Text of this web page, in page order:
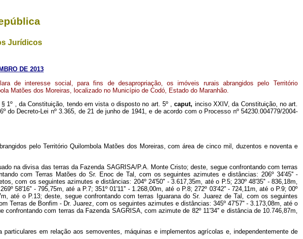
Jurídicos
DE 2013
de interesse social, para fins de desapropriação, os imóveis rurais abrangidos pelo Território
Matões dos Moreiras, localizado no Município de Codó, Estado do Maranhão.
1º , da Constituição, tendo em vista o disposto no art. 5º ,caput, inciso XXIV, da Constituição, no art.
Decreto-Lei nº 3.365, de 21 de junho de 1941, e de acordo com o Processo nº 54230.004779/2004-
pelo Território Quilombola Matões dos Moreiras, com área de cinco mil, duzentos e noventa e
na divisa das terras da Fazenda SAGRISA/P.A. Monte Cristo; deste, segue confrontando com terras
com Terras Matões do Sr. Enoc de Tal, com os seguintes azimutes e distâncias: 206º 34'45'' -
com os seguintes azimutes e distâncias: 204º 24'50'' - 3.617,35m, até o P.5; 230º 48'35'' - 836,18m,
58'16'' - 795,75m, até a P.7; 351º 01'11'' - 1.268,00m, até o P.8; 272º 03'42'' - 724,11m, até o P.9; 00º
até o P.13; deste, segue confrontando com terras Iguarana do Sr. Juarez de Tal, com os seguintes
Terras de Bonfim - Dr. Juarez, com os seguintes azimutes e distâncias: 345º 47'57'' - 3.173,08m, até o
com terras da Fazenda SAGRISA, com azimute de 82º 11'34'' e distância de 10.746,87m,
em relação aos semoventes, máquinas e implementos agrícolas e, independentemente de